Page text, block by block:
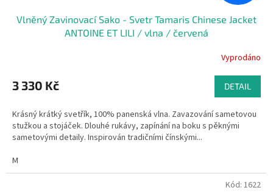
Vlněný Zavinovací Sako - Svetr Tamaris Chinese Jacket
ANTOINE ET LILI / vlna / červená
Vyprodáno
3 330 Kč DETAIL
Krásný krátký svetřík, 100% panenská vlna. Zavazování sametovou
stužkou a stojáček. Dlouhé rukávy, zapínání na boku s pěknými
sametovými detaily. Inspirován tradičními čínskými...
M
Kód: 1622